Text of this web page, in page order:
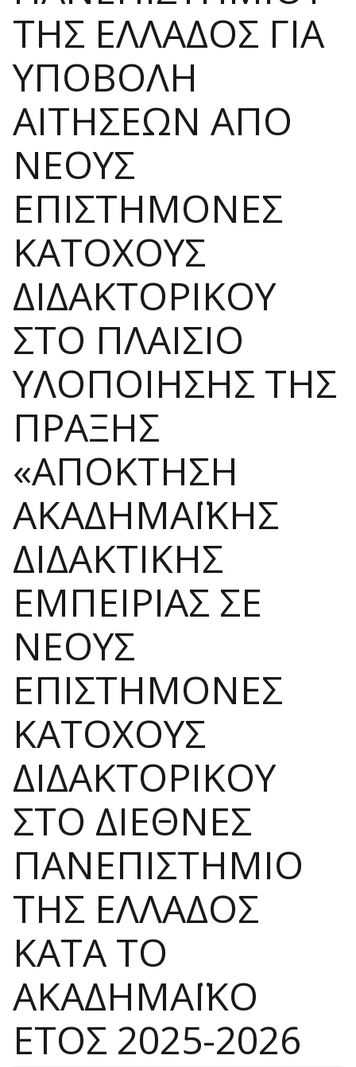
ΤΗΣ ΕΛΛΑΔΟΣ ΓΙΑ
ΥΠΟΒΟΛΗ
ΑΙΤΗΣΕΩΝ ΑΠΟ
ΝΕΟΥΣ
ΕΠΙΣΤΗΜΟΝΕΣ
ΚΑΤΟΧΟΥΣ
ΔΙΔΑΚΤΟΡΙΚΟΥ
ΣΤΟ ΠΛΑΙΣΙΟ
ΥΛΟΠΟΙΗΣΗΣ ΤΗΣ
ΠΡΑΞΗΣ
«ΑΠΟΚΤΗΣΗ
ΑΚΑΔΗΜΑΪΚΗΣ
ΔΙΔΑΚΤΙΚΗΣ
ΕΜΠΕΙΡΙΑΣ ΣΕ
ΝΕΟΥΣ
ΕΠΙΣΤΗΜΟΝΕΣ
ΚΑΤΟΧΟΥΣ
ΔΙΔΑΚΤΟΡΙΚΟΥ
ΣΤΟ ΔΙΕΘΝΕΣ
ΠΑΝΕΠΙΣΤΗΜΙΟ
ΤΗΣ ΕΛΛΑΔΟΣ
ΚΑΤΑ ΤΟ
ΑΚΑΔΗΜΑΪΚΟ
ΕΤΟΣ 2025-2026